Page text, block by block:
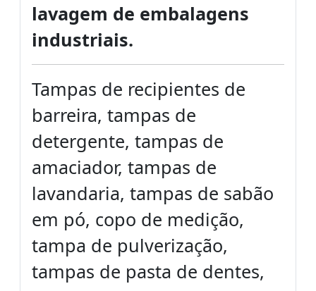
lavagem de embalagens
industriais.
Tampas de recipientes de
barreira, tampas de
detergente, tampas de
amaciador, tampas de
lavandaria, tampas de sabão
em pó, copo de medição,
tampa de pulverização,
tampas de pasta de dentes,